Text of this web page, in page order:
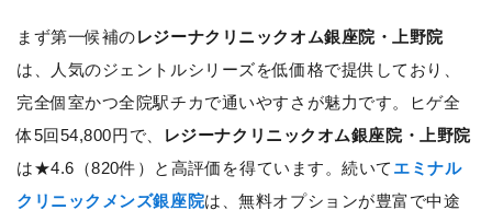
まず第一候補のレジーナクリニックオム銀座院・上野院
は、人気のジェントルシリーズを低価格で提供しており、
完全個室かつ全院駅チカで通いやすさが魅力です。ヒゲ全
体5回54,800円で、
レジーナクリニックオム銀座院・上野院
は★4.6（820件）と高評価を得ています。続いて エミナル
クリニックメンズ銀座院は、無料オプションが豊富で中途